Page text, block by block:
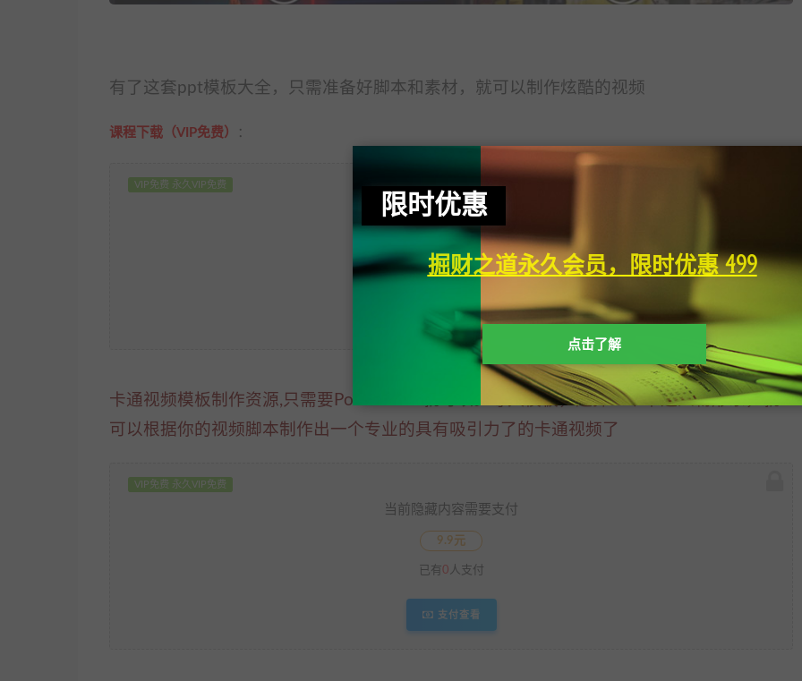
有了这套ppt模板大全，只需准备好脚本和素材，就可以制作炫酷的视频
课程下载（VIP免费） ：
VIP免费 永久VIP免费
当前隐藏内容需要支付
已有0人支付
支付查看
卡通视频模板制作资源,只需要PowerPoint就可以。导入模板，选择一个卡通人物形象，就
可以根据你的视频脚本制作出一个专业的具有吸引力了的卡通视频了
VIP免费 永久VIP免费
当前隐藏内容需要支付
9.9元
已有 0 人支付
支付查看
限时优惠
掘财之道永久会员，限时优惠 499
点击了解